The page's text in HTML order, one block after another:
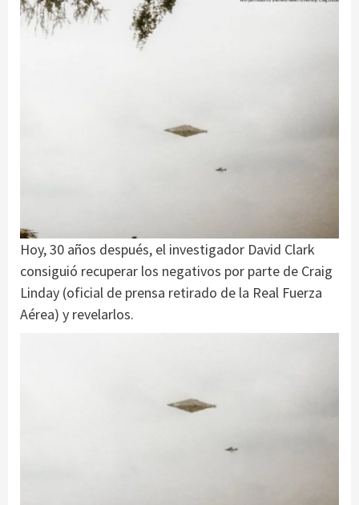
Hoy, 30 años después, el investigador David Clark
consiguió recuperar los negativos por parte de Craig
Linday (oficial de prensa retirado de la Real Fuerza
Aérea) y revelarlos.